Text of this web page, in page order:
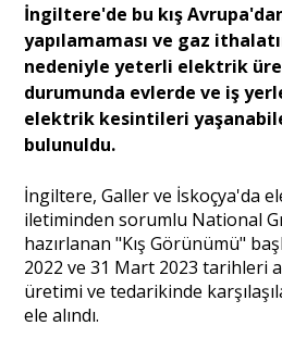
Dünya
Yorum -
Söyleşi
Yazı
İngiltere'de bu kış
yapılamaması ve gaz
nedeniyle yeterli elektrik
durumunda evlerde ve iş
elektrik kesintileri
bulunuldu.
İngiltere, Galler ve İskoçya'da
iletiminden sorumlu National
hazırlanan "Kış Görünümü"
2022 ve 31 Mart 2023 tarihleri
üretimi ve tedarikinde
ele alındı.